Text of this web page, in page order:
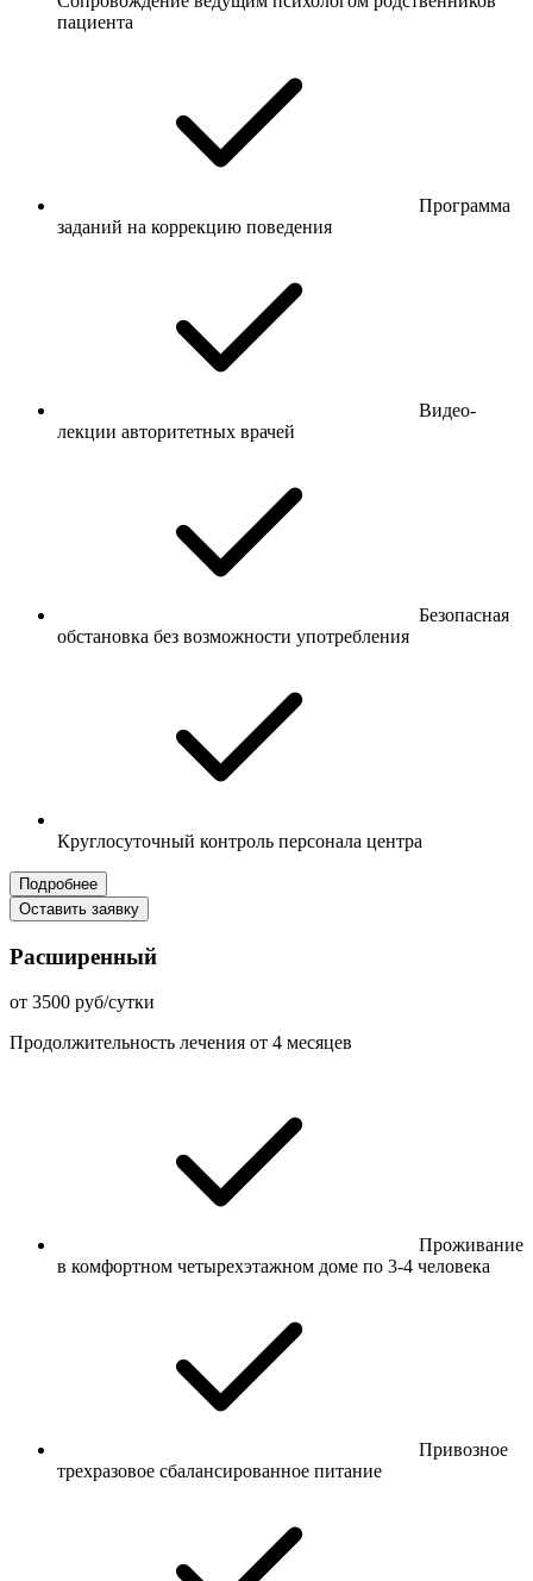
пациента
Программа
заданий на коррекцию поведения
Видео-
лекции авторитетных врачей
Безопасная
обстановка без возможности употребления
Круглосуточный контроль персонала центра
Подробнее
Оставить заявку
Расширенный
от 3500 руб/сутки
Продолжительность лечения от 4 месяцев
Проживание
в комфортном четырехэтажном доме по 3-4 человека
Привозное
трехразовое сбалансированное питание